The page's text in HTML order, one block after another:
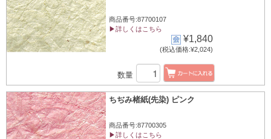
商品番号:87700107
▶詳しくはこちら
¥1,840
(税込価格:¥2,024)
数量
ちぢみ楮紙(先染) ピンク
商品番号:87700305
▶詳しくはこちら